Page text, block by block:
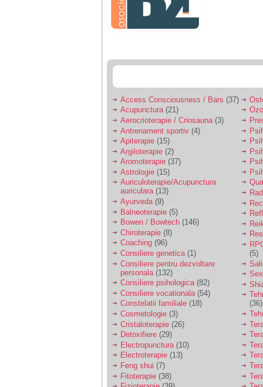
De 4 ani am o relatie
serioasa cu un barbat
sa se manifeste o
Ma aflu aici pentru ca
vreau sa stiu daca am
nevoie de un psiholog
sau psihiatru.
Sunt casatorita, am
31 de ani si un copil in
varsta de 2 ani care
mi-e lumina ochilor.
De ceva timp simt ca
mi s-a adunat
oboseala, o oboseala
cronica de care nu pot
scapa si simt ca din
cauza ei nu pot
controla nervii si
cateodata are copilul
de suferit.
Am o bariera peste
care nu pot trece:
prietena mea a ramas
insarcinata cu o fata.
Am fost de comun
acord sa facem un
copil, cu gandul ca e
baiat.
Access Consciousness / Bars (37)
Acupunctura(21)
Aerocrioterapie / Criosauna (3)
Antrenament sportiv (4)
Apiterapie (15)
Argiloterapie (2)
Aromoterapie (37)
Astrologie (15)
Auriculoterapie/Acupunctura
auriculara(13)
Ayurveda(9)
Balneoterapie (5)
Bowen / Bowtech (146)
Chiroterapie (8)
Coaching (96)
Consiliere genetica(1)
Consiliere pentru dezvoltare
personala (132)
Consiliere psihologica(82)
Consiliere vocationala (54)
Constelatii familiale (18)
Cosmetologie (3)
Cristaloterapie (26)
Detoxifiere (29)
Electropunctura (10)
Electroterapie (13)
Feng shui (7)
Fitoterapie (38)
(5)
(36)